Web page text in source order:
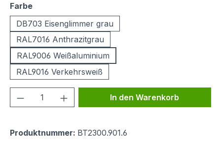
Farbeauswählen
DB703 Eisenglimmer grau
RAL7016 Anthrazitgrau
RAL9006 Weißaluminium
RAL9016 Verkehrsweiß
Produkt Anzahl: Gib denIn den Warenkorb
Produktnummer: BT2300.901.6